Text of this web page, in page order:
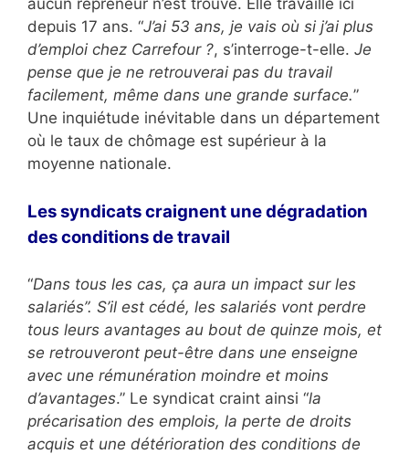
aucun repreneur n’est trouvé. Elle travaille ici
depuis 17 ans. “J’ai 53 ans, je vais où si j’ai plus
d’emploi chez Carrefour ?, s’interroge-t-elle. Je
pense que je ne retrouverai pas du travail
facilement, même dans une grande surface.”
Une inquiétude inévitable dans un département
où le taux de chômage est supérieur à la
moyenne nationale.
Les syndicats craignent une dégradation
des conditions de travail
“Dans tous les cas, ça aura un impact sur les
salariés”. S’il est cédé, les salariés vont perdre
tous leurs avantages au bout de quinze mois, et
se retrouveront peut-être dans une enseigne
avec une rémunération moindre et moins
d’avantages.” Le syndicat craint ainsi “la
précarisation des emplois, la perte de droits
acquis et une détérioration des conditions de